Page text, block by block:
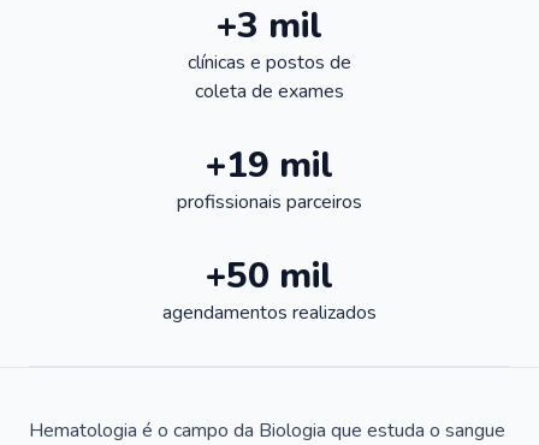
+3 mil
clínicas e postos de
coleta de exames
+19 mil
profissionais parceiros
+50 mil
agendamentos realizados
Hematologia é o campo da Biologia que estuda o sangue